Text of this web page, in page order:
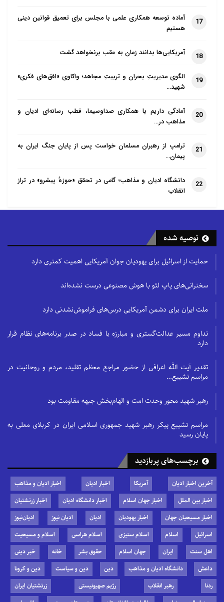
17
آماده توسعه همکاری علمی با مجلس برای تعمیق قوانین دینی
هستیم
18 آمریکایی‌ها بدانند زمان به عقب برنخواهد گشت
19
الگوی مدیریتِ بحران و تربیتِ مجاهد؛ واکاوی «افق‌های فکری»
شهید…
20
آمادگی داریم با همکاری صداوسیما، قطب رسانه‌ای ادیان و
مذاهب در…
21
ترامپ از رهبران مسلمان خواست پس از پایان جنگ ایران به
پیمان…
22
دانشگاه ادیان و مذاهب؛ گامی در تحقق «حوزهٔ پیشرو» در تراز
انقلاب
توصیه شده
حمایت از اسرائیل برای یهودیان جوان آمریکایی اهمیت کمتری دارد
سخنرانی‌های پاپ لئو با هوش مصنوعی درست نشده‌اند
ملت ایران برای دشمن آمریکایی درس‌های فراموش‌نشدنی دارد
تداوم مسیر عدالت‌گستری و مبارزه با فساد در صدر برنامه‌های نظام قرار
دارد
تقدیر آیت الله اعرافی از حضور مراجع معظم تقلید، مردم و روحانیت در
مراسم تشییع…
رهبر شهید محور وحدت امت و الهام‌بخش جبهه مقاومت بود
مراسم تشییع پیکر رهبر شهید جمهوری اسلامی ایران در کربلای معلی به
پایان رسید
برچسب‌های پربازدید
آخرین اخبار ادیان آمریکا اخبار ادیان
اخبار ادیان و مذاهب
اخبار بین الملل
اخبار جهان اسلام اخبار دانشگاه ادیان
اخبار زرتشتیان
اخبار مسیحیان جهان
اخبار یهودیان ادیان ادیان نیوز
ادیان‌نیوز
اسرائیل
اسلام اسلام ستیزی اسلام هراسی
اسلام و مسیحیت
اهل سنت
ایران جهان اسلام حقوق بشر خانه
خبر دینی
داعش
دانشگاه ادیان و مذاهب دین دین و سیاست
دین و کرونا
ردنا
رهبر انقلاب رژیم صهیونیستی
زرتشتیان ایران